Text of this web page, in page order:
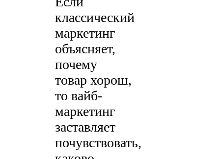
классический
маркетинг
объясняет,
почему
товар хорош,
то вайб-
маркетинг
заставляет
почувствовать,